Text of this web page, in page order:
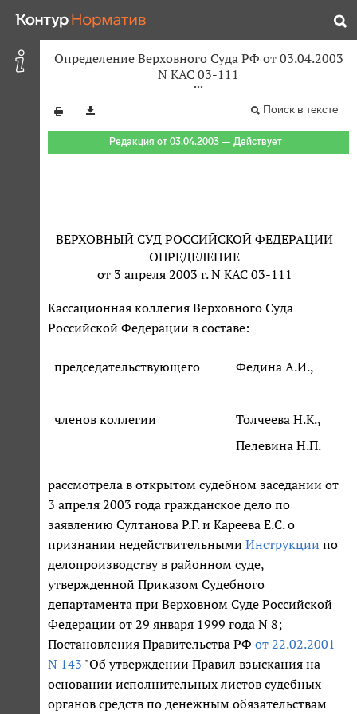
Определение Верховного Суда РФ от 03.04.2003
N КАС 03-111
Поиск в тексте
Редакция от 03.04.2003 — Действует
ВЕРХОВНЫЙ СУД РОССИЙСКОЙ ФЕДЕРАЦИИ
ОПРЕДЕЛЕНИЕ
от 3 апреля 2003 г. N КАС 03-111
Кассационная коллегия Верховного Суда
Российской Федерации в составе:
председательствующего Федина А.И.,
членов коллегии
Толчеева Н.К.,
Пелевина Н.П.
рассмотрела в открытом судебном заседании от
3 апреля 2003 года гражданское дело по
заявлению Султанова Р.Г. и Кареева Е.С. о
признании недействительными Инструкции по
делопроизводству в районном суде,
утвержденной Приказом Судебного
департамента при Верховном Суде Российской
Федерации от 29 января 1999 года N 8;
Постановления Правительства РФ от 22.02.2001
N 143 "Об утверждении Правил взыскания на
основании исполнительных листов судебных
органов средств по денежным обязательствам